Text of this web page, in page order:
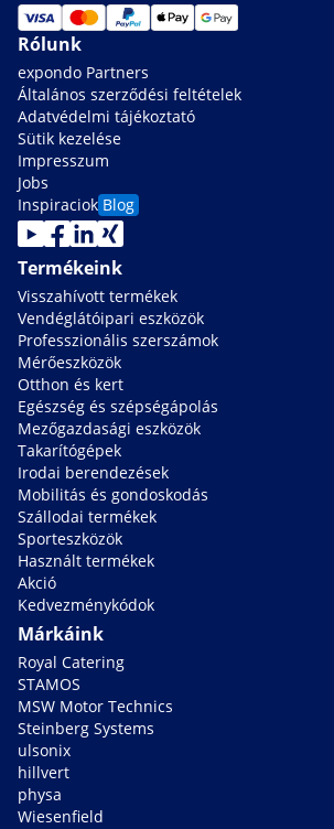
Rólunk
expondo Partners
Általános szerződési feltételek
Adatvédelmi tájékoztató
Sütik kezelése
Impresszum
Jobs
Inspiraciok Blog
Termékeink
Visszahívott termékek
Vendéglátóipari eszközök
Professzionális szerszámok
Mérőeszközök
Otthon és kert
Egészség és szépségápolás
Mezőgazdasági eszközök
Takarítógépek
Irodai berendezések
Mobilitás és gondoskodás
Szállodai termékek
Sporteszközök
Használt termékek
Akció
Kedvezménykódok
Márkáink
Royal Catering
STAMOS
MSW Motor Technics
Steinberg Systems
ulsonix
hillvert
physa
Wiesenfield